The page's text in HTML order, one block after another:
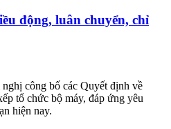
động, luân chuyển, chỉ
công bố các Quyết định về
tổ chức bộ máy, đáp ứng yêu
hiện nay.